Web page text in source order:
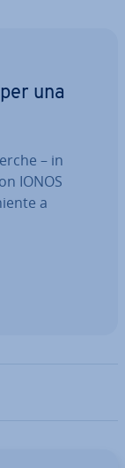
una
– in
IONOS
a